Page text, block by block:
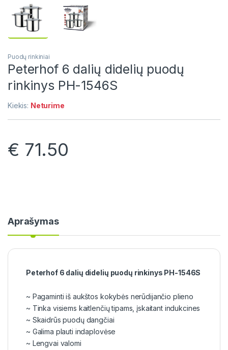
Puodų rinkiniai
Peterhof 6 dalių didelių puodų
rinkinys PH-1546S
Kiekis: Neturime
€ 71.50
Aprašymas
Peterhof 6 dalių didelių puodų rinkinys PH-1546S
~ Pagaminti iš aukštos kokybės nerūdijančio plieno
~ Tinka visiems kaitlenčių tipams, įskaitant indukcines
~ Skaidrūs puodų dangčiai
~ Galima plauti indaplovėse
~ Lengvai valomi